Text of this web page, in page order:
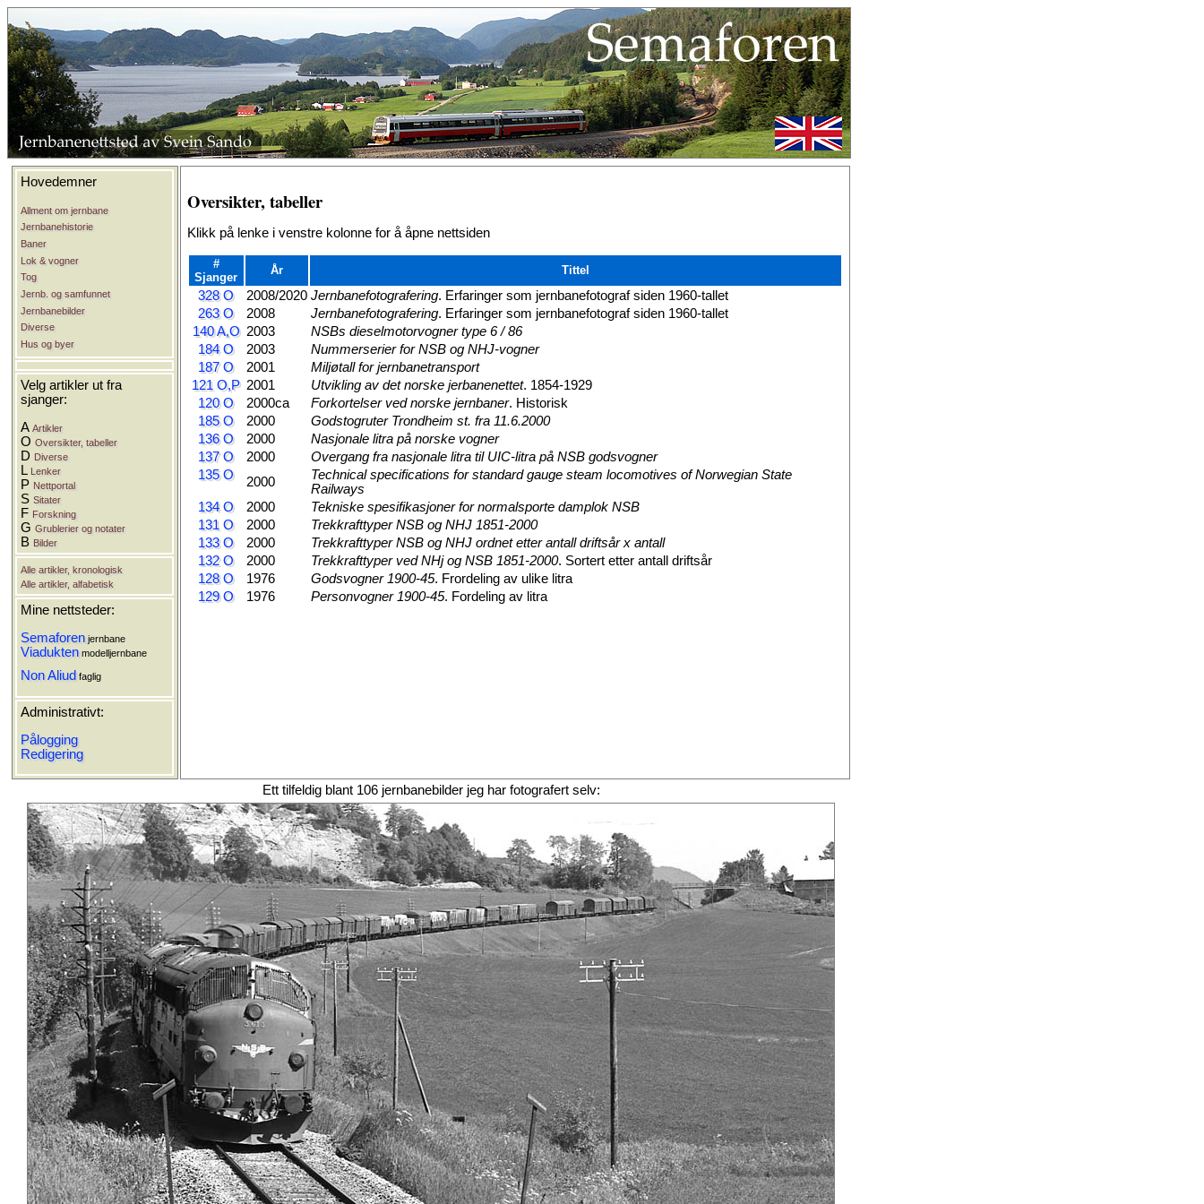
Hovedemner
Allment om jernbane
Jernbanehistorie
Baner
Lok & vogner
Tog
Jernb. og samfunnet
Jernbanebilder
Diverse
Hus og byer
Velg artikler ut fra
sjanger:
AArtikler
OOversikter, tabeller
D Diverse
L Lenker
P Nettportal
SSitater
F Forskning
GGrublerier og notater
B Bilder
Alle artikler, kronologisk
Alle artikler, alfabetisk
Mine nettsteder:
Semaforen jernbane
Viadukten modelljernbane
Non Aliud faglig
Administrativt:
Pålogging
Redigering
Oversikter, tabeller
Klikk på lenke i venstre kolonne for å åpne nettsiden
#
Sjanger
År Tittel
328 O 2008/2020 Jernbanefotografering. Erfaringer som jernbanefotograf siden 1960-tallet
263 O
2008 Jernbanefotografering. Erfaringer som jernbanefotograf siden 1960-tallet
140 A,O 2003
NSBs dieselmotorvogner type 6 / 86
184 O
2003
Nummerserier for NSB og NHJ-vogner
187 O
2001
Miljøtall for jernbanetransport
121 O,P 2001 Utvikling av det norske jerbanenettet. 1854-1929
120 O
2000ca Forkortelser ved norske jernbaner. Historisk
185 O
2000
Godstogruter Trondheim st. fra 11.6.2000
136 O
2000
Nasjonale litra på norske vogner
137 O
2000
Overgang fra nasjonale litra til UIC-litra på NSB godsvogner
135 O
2000
Technical specifications for standard gauge steam locomotives of Norwegian State
Railways
134 O
2000
Tekniske spesifikasjoner for normalsporte damplok NSB
131 O
2000
Trekkrafttyper NSB og NHJ 1851-2000
133 O
2000
Trekkrafttyper NSB og NHJ ordnet etter antall driftsår x antall
132 O
2000 Trekkrafttyper ved NHj og NSB 1851-2000. Sortert etter antall driftsår
128 O
1976 Godsvogner 1900-45. Frordeling av ulike litra
129 O
1976 Personvogner 1900-45. Fordeling av litra
Ett tilfeldig blant 106 jernbanebilder jeg har fotografert selv: